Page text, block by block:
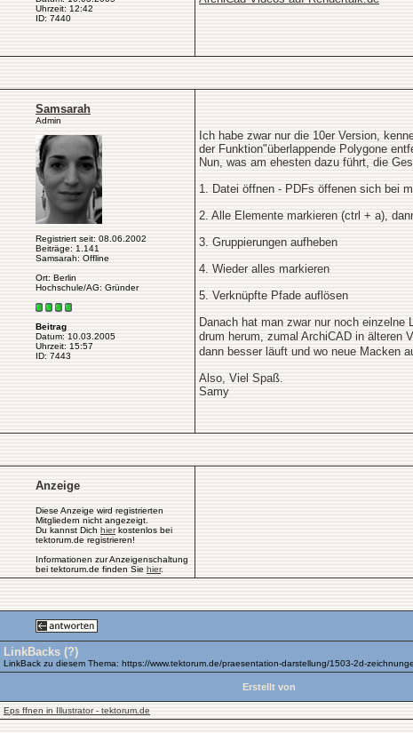
Uhrzeit: 12:42
ID: 7440
Samsarah
Admin
Registriert seit: 08.06.2002
Beiträge: 1.141
Samsarah: Offline
Ort: Berlin
Hochschule/AG: Gründer
Beitrag
Datum: 10.03.2005
Uhrzeit: 15:57
ID: 7443
Ich habe zwar nur die 10er Version,
der Funktion"überlappende Polygone
Nun, was am ehesten dazu führt, die
1. Datei öffnen - PDFs öffenen sich bei
2. Alle Elemente markieren (ctrl + a),
3. Gruppierungen aufheben
4. Wieder alles markieren
5. Verknüpfte Pfade auflösen
Danach hat man zwar nur noch
drum herum, zumal ArchiCAD in älteren
dann besser läuft und wo neue Macken
Also, Viel Spaß.
Samy
Anzeige
Diese Anzeige wird registrierten
Mitgliedern nicht angezeigt.
Du kannst Dich hierkostenlos bei
tektorum.de registrieren!
Informationen zur Anzeigenschaltung
bei tektorum.de finden Sie hier.
LinkBacks (?)
LinkBack zu diesem Thema: https://www.tektorum.de/praesentation-darstellung/1503-2d-
Erstellt von
Eps ffnen in Illustrator - tektorum.de